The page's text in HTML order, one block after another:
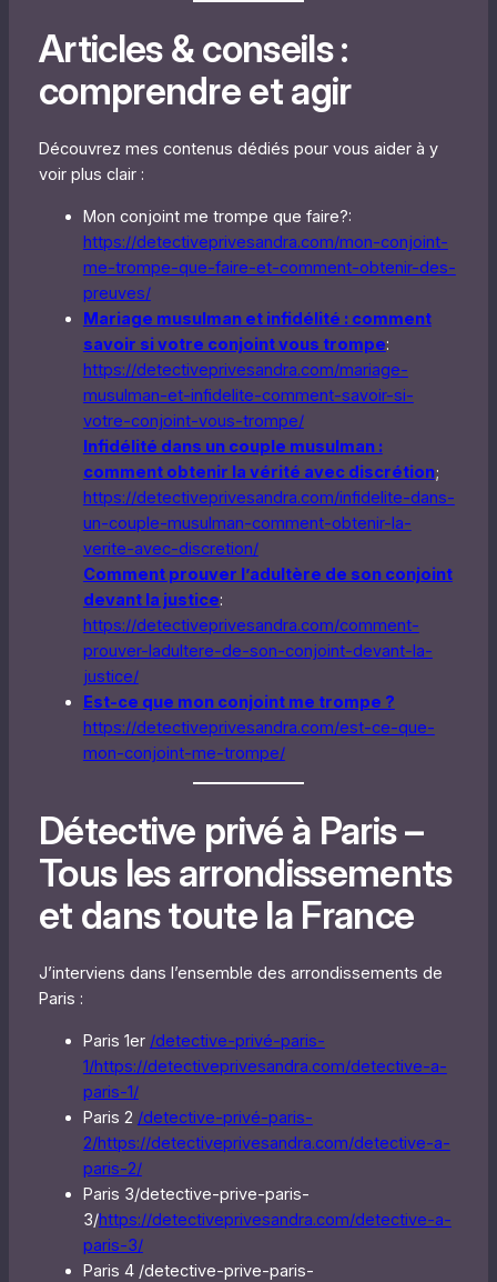
Articles & conseils :
comprendre et agir
Découvrez mes contenus dédiés pour vous aider à y
voir plus clair :
Mon conjoint me trompe que faire?:
https://detectiveprivesandra.com/mon-conjoint-
me-trompe-que-faire-et-comment-obtenir-des-
preuves/
Mariage musulman et infidélité : comment
savoir si votre conjoint vous trompe:
https://detectiveprivesandra.com/mariage-
musulman-et-infidelite-comment-savoir-si-
votre-conjoint-vous-trompe/
Infidélité dans un couple musulman :
comment obtenir la vérité avec discrétion;
https://detectiveprivesandra.com/infidelite-dans-
un-couple-musulman-comment-obtenir-la-
verite-avec-discretion/
Comment prouver l’adultère de son conjoint
devant la justice:
https://detectiveprivesandra.com/comment-
prouver-ladultere-de-son-conjoint-devant-la-
justice/
Est-ce que mon conjoint me trompe ?
https://detectiveprivesandra.com/est-ce-que-
mon-conjoint-me-trompe/
Détective privé à Paris –
Tous les arrondissements
et dans toute la France
J’interviens dans l’ensemble des arrondissements de
Paris :
Paris 1er /detective-privé-paris-
1/https://detectiveprivesandra.com/detective-a-
paris-1/
Paris 2 /detective-privé-paris-
2/https://detectiveprivesandra.com/detective-a-
paris-2/
Paris 3/detective-prive-paris-
3/https://detectiveprivesandra.com/detective-a-
paris-3/
Paris 4 /detective-prive-paris-